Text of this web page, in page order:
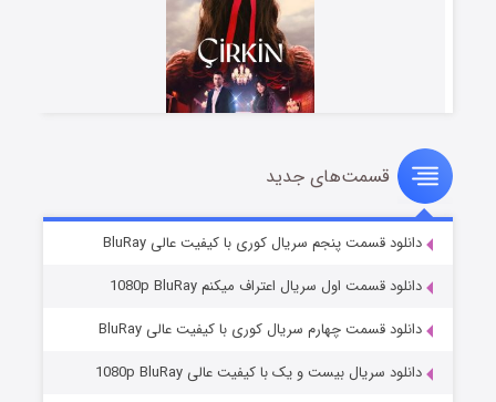
سریال زشت
قسمت۵ (زیرنویس) منتشر شد
قسمت‌های جدید
دانلود قسمت پنجم سریال کوری با کیفیت عالی BluRay
دانلود قسمت اول سریال اعتراف میکنم 1080p BluRay
دانلود قسمت چهارم سریال کوری با کیفیت عالی BluRay
دانلود سریال بیست و یک با کیفیت عالی 1080p BluRay